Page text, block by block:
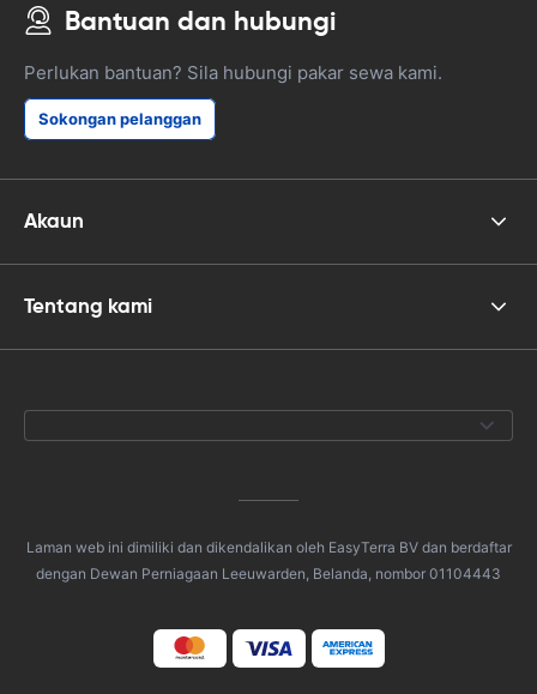
Bantuan dan hubungi
Perlukan bantuan? Sila hubungi pakar sewa kami.
Sokongan pelanggan
Akaun
Tentang kami
Laman web ini dimiliki dan dikendalikan oleh EasyTerra BV dan berdaftar
dengan Dewan Perniagaan Leeuwarden, Belanda, nombor 01104443